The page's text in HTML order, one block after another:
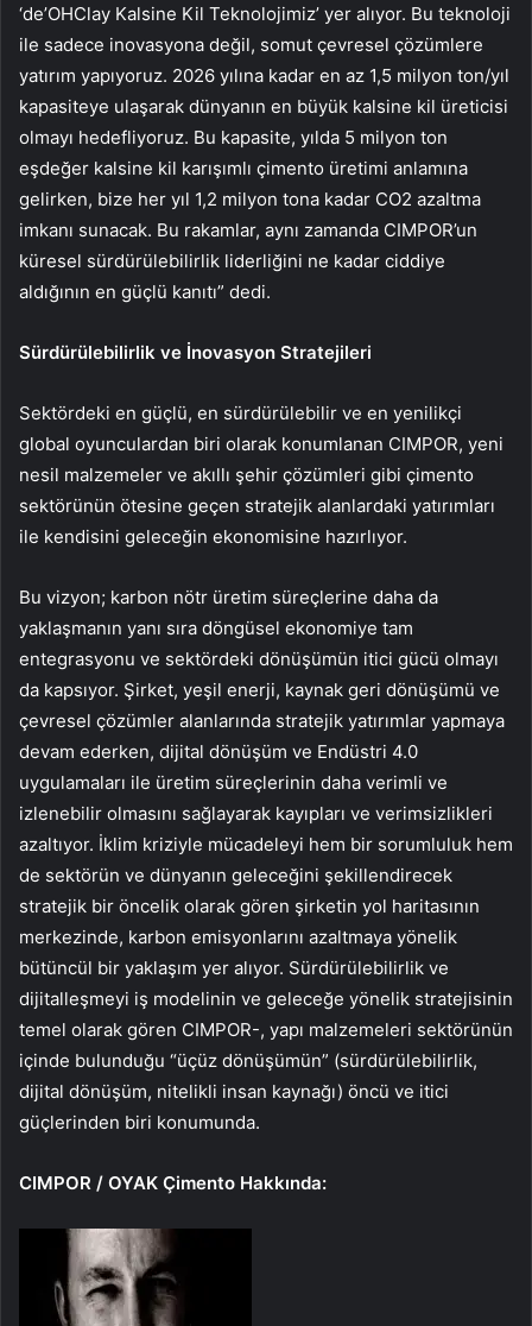
‘de’OHClay Kalsine Kil Teknolojimiz’ yer alıyor. Bu teknoloji
ile sadece inovasyona değil, somut çevresel çözümlere
yatırım yapıyoruz. 2026 yılına kadar en az 1,5 milyon ton/yıl
kapasiteye ulaşarak dünyanın en büyük kalsine kil üreticisi
olmayı hedefliyoruz. Bu kapasite, yılda 5 milyon ton
eşdeğer kalsine kil karışımlı çimento üretimi anlamına
gelirken, bize her yıl 1,2 milyon tona kadar CO2 azaltma
imkanı sunacak. Bu rakamlar, aynı zamanda CIMPOR’un
küresel sürdürülebilirlik liderliğini ne kadar ciddiye
aldığının en güçlü kanıtı” dedi.
Sürdürülebilirlik ve İnovasyon Stratejileri
Sektördeki en güçlü, en sürdürülebilir ve en yenilikçi
global oyunculardan biri olarak konumlanan CIMPOR, yeni
nesil malzemeler ve akıllı şehir çözümleri gibi çimento
sektörünün ötesine geçen stratejik alanlardaki yatırımları
ile kendisini geleceğin ekonomisine hazırlıyor.
Bu vizyon; karbon nötr üretim süreçlerine daha da
yaklaşmanın yanı sıra döngüsel ekonomiye tam
entegrasyonu ve sektördeki dönüşümün itici gücü olmayı
da kapsıyor. Şirket, yeşil enerji, kaynak geri dönüşümü ve
çevresel çözümler alanlarında stratejik yatırımlar yapmaya
devam ederken, dijital dönüşüm ve Endüstri 4.0
uygulamaları ile üretim süreçlerinin daha verimli ve
izlenebilir olmasını sağlayarak kayıpları ve verimsizlikleri
azaltıyor. İklim kriziyle mücadeleyi hem bir sorumluluk hem
de sektörün ve dünyanın geleceğini şekillendirecek
stratejik bir öncelik olarak gören şirketin yol haritasının
merkezinde, karbon emisyonlarını azaltmaya yönelik
bütüncül bir yaklaşım yer alıyor. Sürdürülebilirlik ve
dijitalleşmeyi iş modelinin ve geleceğe yönelik stratejisinin
temel olarak gören CIMPOR-, yapı malzemeleri sektörünün
içinde bulunduğu “üçüz dönüşümün” (sürdürülebilirlik,
dijital dönüşüm, nitelikli insan kaynağı) öncü ve itici
güçlerinden biri konumunda.
CIMPOR / OYAK Çimento Hakkında: